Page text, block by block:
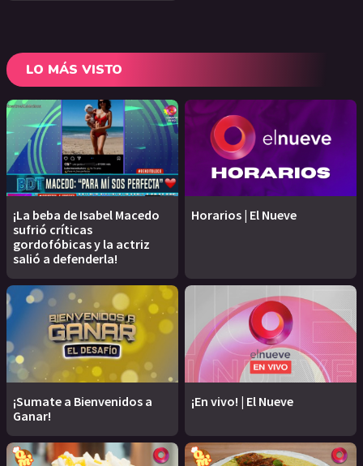
LO MÁS VISTO
¡La beba de Isabel Macedo
sufrió críticas
gordofóbicas y la actriz
salió a defenderla!
Horarios | El Nueve
¡Sumate a Bienvenidos a
Ganar!
¡En vivo! | El Nueve